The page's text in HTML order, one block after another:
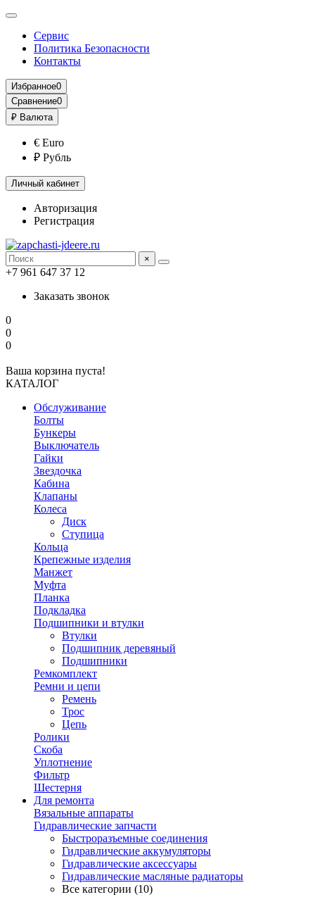
Сервис
Политика Безопасности
Контакты
Избранное0
Сравнение0
₽ Валюта
€ Euro
₽ Рубль
Личный кабинет
Авторизация
Регистрация
×
+7 961 647 37 12
Заказать звонок
0
0
0
Ваша корзина пуста!
КАТАЛОГ
Обслуживание
Болты
Бункеры
Выключатель
Гайки
Звездочка
Кабина
Клапаны
Колеса
Диск
Ступица
Кольца
Крепежные изделия
Манжет
Муфта
Планка
Подкладка
Подшипники и втулки
Втулки
Подшипник деревяный
Подшипники
Ремкомплект
Ремни и цепи
Ремень
Трос
Цепь
Ролики
Скоба
Уплотнение
Фильтр
Шестерня
Для ремонта
Вязальные аппараты
Гидравлические запчасти
Быстроразъемные соединения
Гидравлические аккумуляторы
Гидравлические аксессуары
Гидравлические масляные радиаторы
Все категории (10)